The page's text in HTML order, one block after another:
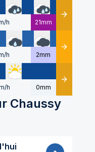
h 21mm Détails
h 2mm Détails
h 0mm Détails
Chaussy